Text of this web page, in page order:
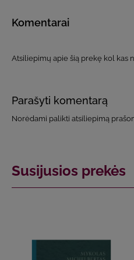
Komentarai
Atsiliepimų apie šią prekę kol kas
Parašyti komentarą
Norėdami palikti atsiliepimą
Susijusios prekės